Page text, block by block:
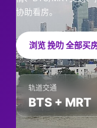
协助看房。
浏览 挽叻 全部买
轨道交通
BTS + MRT